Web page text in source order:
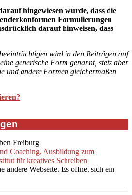
hingewiesen wurde, dass die
Formulierungen
darauf hinweisen, dass
wird in den Beiträgen auf
generische Form genannt, stets aber
und andere Formen gleichermaßen
Freiburg
Coaching, Ausbildung zum
für kreatives Schreiben
andere Webseite. Es öffnet sich ein